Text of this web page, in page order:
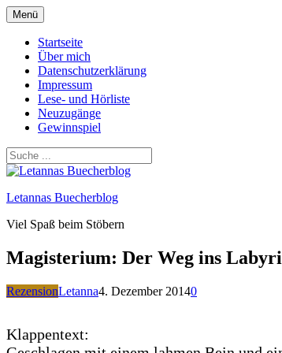
Zum
Inhalt
springen
Menü
Startseite
Über mich
Datenschutzerklärung
Impressum
Lese- und Hörliste
Neuzugänge
Gewinnspiel
Letannas Buecherblog
Viel Spaß beim Stöbern
Magisterium: Der Weg ins
RezensionLetanna4. Dezember 20140
Klappentext: